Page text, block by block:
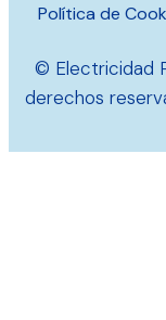
Política de
© Electricidad
derechos